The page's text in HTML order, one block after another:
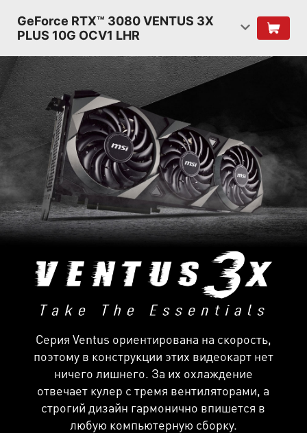
GeForce RTX™ 3080 VENTUS 3X
PLUS 10G OCV1 LHR
Серия Ventus ориентирована на скорость,
поэтому в конструкции этих видеокарт нет
ничего лишнего. За их охлаждение
отвечает кулер с тремя вентиляторами, а
строгий дизайн гармонично впишется в
любую компьютерную сборку.